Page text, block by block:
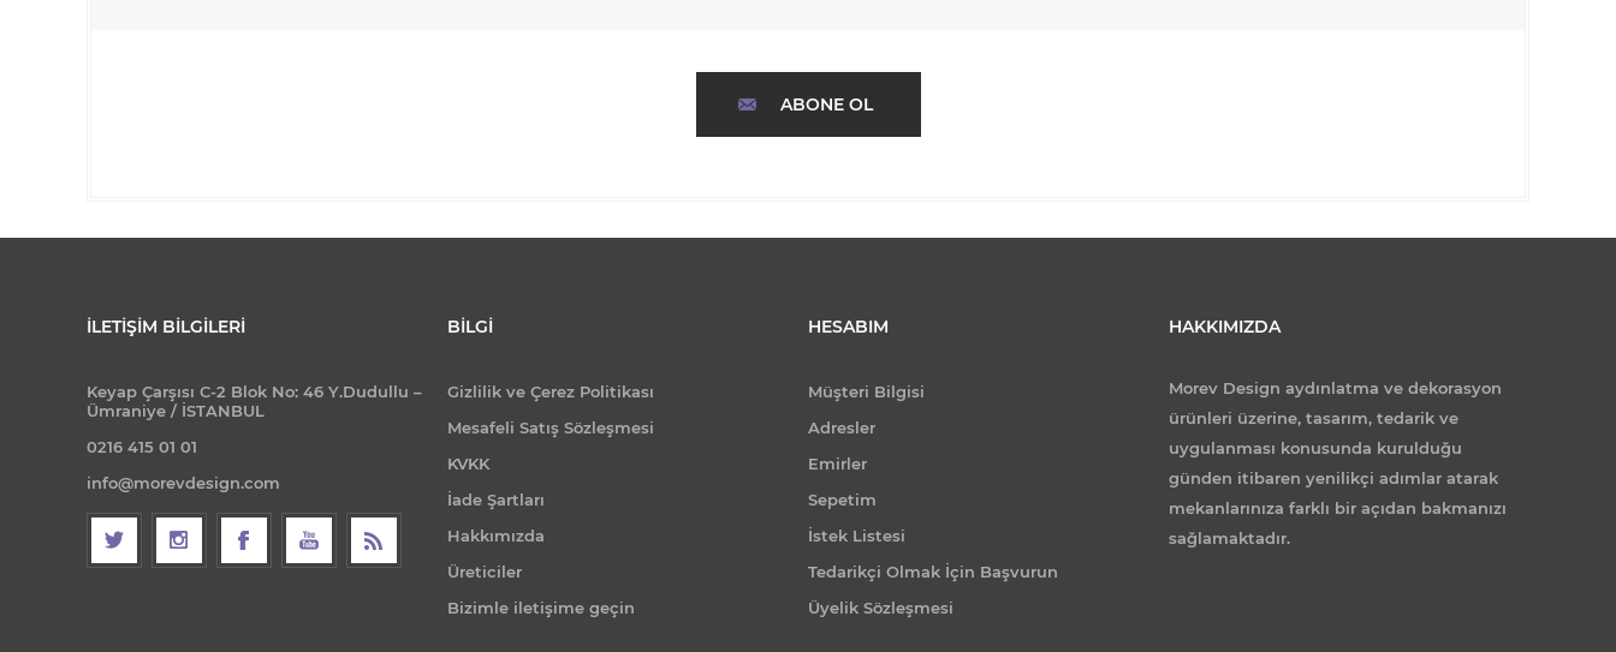
ABONE OL
İLETIŞIM BILGILERI
Keyap Çarşısı C-2 Blok No: 46 Y.Dudullu –
Ümraniye / İSTANBUL
0216 415 01 01
info@morevdesign.com
BILGI
Gizlilik ve Çerez Politikası
Mesafeli Satış Sözleşmesi
KVKK
İade Şartları
Hakkımızda
Üreticiler
Bizimle iletişime geçin
HESABIM
Müşteri Bilgisi
Adresler
Emirler
Sepetim
İstek Listesi
Tedarikçi Olmak İçin Başvurun
Üyelik Sözleşmesi
HAKKIMIZDA
Morev Design aydınlatma ve dekorasyon
ürünleri üzerine, tasarım, tedarik ve
uygulanması konusunda kurulduğu
günden itibaren yenilikçi adımlar atarak
mekanlarınıza farklı bir açıdan bakmanızı
sağlamaktadır.